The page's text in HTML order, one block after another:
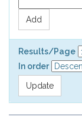
Results/Page
In order